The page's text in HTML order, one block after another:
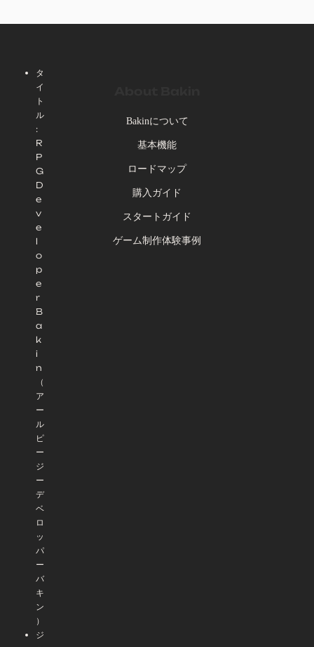
タ
イ
ト
ル
:
R
P
G
D
e
v
e
l
o
p
e
r
B
a
k
i
n
（
ア
ー
ル
ピ
ー
ジ
ー
デ
ベ
ロ
ッ
パ
ー
バ
キ
ン
）
ジ
Bakinについて
基本機能
ロードマップ
購入ガイド
スタートガイド
ゲーム制作体験事例